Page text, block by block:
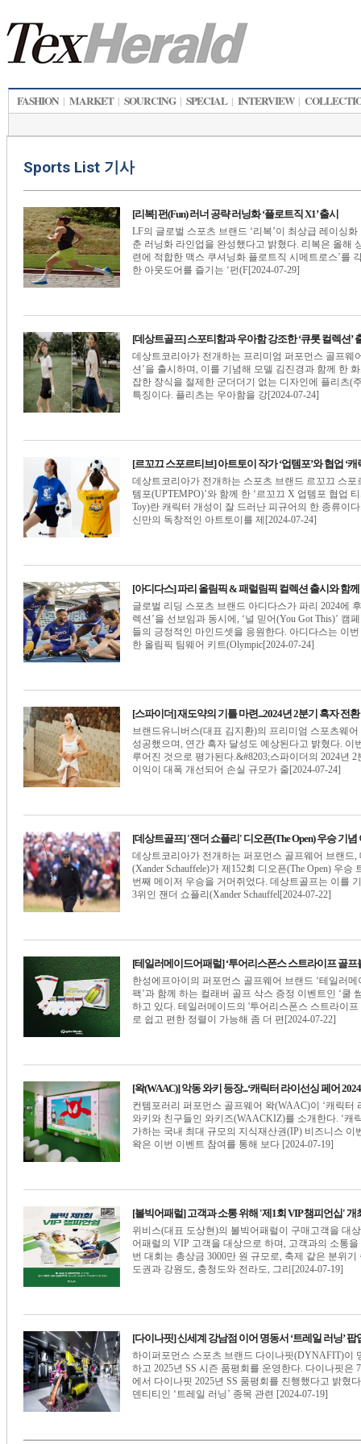
FASHION | MARKET | SOURCING | SPECIAL | INTERVIEW |
Sports List 기사
[리복] 펀(Fun) 러너 공략 러닝화 ‘플로트직 X1’ 출시
LF의 글로벌 스포츠 브랜드 ‘리복’이 최상급 레이싱
춘 러닝화 라인업을 완성했다고 밝혔다. 리복은 올해
련에 적합한 맥스 쿠셔닝화 플로트직 시메트로스’를
한 아웃도어를 즐기는 ‘펀(F[2024-07-29]
[데상트골프] 스포티함과 우아함 강조한 ‘큐롯 컬렉션’
데상트코리아가 전개하는 프리미엄 퍼포먼스 골프웨
션’을 출시하며, 이를 기념해 모델 김진경과 함께 한
잡한 장식을 절제한 군더더기 없는 디자인에 플리츠(
특징이다. 플리츠는 우아함을 강[2024-07-24]
[르꼬끄 스포르티브] 아트토이 작가 ‘업템포’와 협업 ‘캐
데상트코리아가 전개하는 스포츠 브랜드 르꼬끄 스포
템포(UPTEMPO)’와 함께 한 ‘르꼬끄 X 업템포 협업
Toy)란 캐릭터 개성이 잘 드러난 피규어의 한 종류이
신만의 독창적인 아트토이를 제[2024-07-24]
[아디다스] 파리 올림픽 & 패럴림픽 컬렉션 출시와 함께
글로벌 리딩 스포츠 브랜드 아디다스가 파리 2024에
렉션’을 선보임과 동시에, ‘널 믿어(You Got This)’
들의 긍정적인 마인드셋을 응원한다. 아디다스는 이
한 올림픽 팀웨어 키트(Olympic[2024-07-24]
[스파이더] 재도약의 기틀 마련...2024년 2분기 흑자 전
브랜드유니버스(대표 김지환)의 프리미엄 스포츠웨
성공했으며, 연간 흑자 달성도 예상된다고 밝혔다.
루어진 것으로 평가된다.&#8203;스파이더의 2024년
이익이 대폭 개선되어 손실 규모가 줄[2024-07-24]
[데상트골프] '잰더 쇼플리' 디오픈(The Open) 우승 기념
데상트코리아가 전개하는 퍼포먼스 골프웨어 브랜드,
(Xander Schauffele)가 제152회 디오픈(The Open) 우
번째 메이저 우승을 거머쥐었다. 데상트골프는 이를
3위인 잰더 쇼플리(Xander Schauffel[2024-07-22]
[테일러메이드어패럴] ‘투어리스폰스 스트라이프 골프
한성에프아이의 퍼포먼스 골프웨어 브랜드 ‘테일러
팩’과 함께 하는 컬래버 골프 삭스 증정 이벤트인 ‘쿨
하고 있다. 테일러메이드의 '투어리스폰스 스트라이
로 쉽고 편한 정렬이 가능해 좀 더 편[2024-07-22]
[왁(WAAC)] 악동 와키 등장...‘캐릭터 라이선싱 페어
컨템포러리 퍼포먼스 골프웨어 왁(WAAC)이 ‘캐릭터
와키와 친구들인 와키즈(WAACKIZ)를 소개한다. ‘캐
가하는 국내 최대 규모의 지식재산권(IP) 비즈니스
왁은 이번 이벤트 참여를 통해 보다 [2024-07-19]
[볼빅어패럴] 고객과 소통 위해 '제1회 VIP 챔피언십' 개
위비스(대표 도상현)의 볼빅어패럴이 구매고객을 대
어패럴의 VIP 고객을 대상으로 하며, 고객과의 소통
번 대회는 총상금 3000만 원 규모로, 축제 같은 분위
도권과 강원도, 충청도와 전라도, 그리[2024-07-19]
[다이나핏] 신세계 강남점 이어 명동서 ‘트레일 러닝’
하이퍼포먼스 스포츠 브랜드 다이나핏(DYNAFIT)이
하고 2025년 SS 시즌 품평회를 운영한다. 다이나핏은
에서 다이나핏 2025년 SS 품평회를 진행했다고 밝혔
덴티티인 ‘트레일 러닝’ 종목 관련 [2024-07-19]